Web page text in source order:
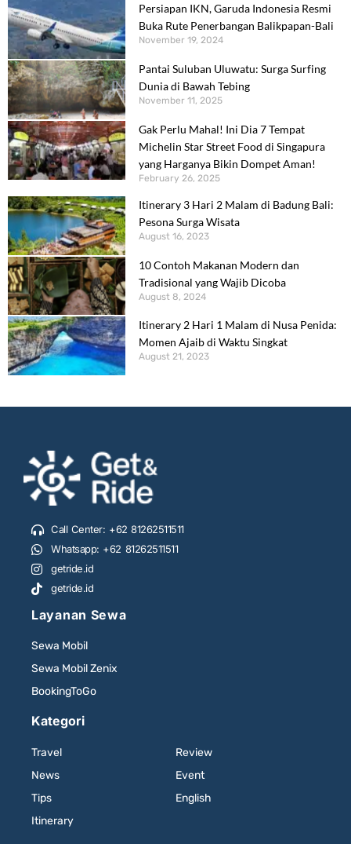
Persiapan IKN, Garuda Indonesia Resmi
Buka Rute Penerbangan Balikpapan-Bali
November 19, 2024
Pantai Suluban Uluwatu: Surga Surfing
Dunia di Bawah Tebing
November 11, 2025
Gak Perlu Mahal! Ini Dia 7 Tempat
Michelin Star Street Food di Singapura
yang Harganya Bikin Dompet Aman!
February 26, 2025
Itinerary 3 Hari 2 Malam di Badung Bali:
Pesona Surga Wisata
August 16, 2023
10 Contoh Makanan Modern dan
Tradisional yang Wajib Dicoba
August 8, 2024
Itinerary 2 Hari 1 Malam di Nusa Penida:
Momen Ajaib di Waktu Singkat
August 21, 2023
Call Center: +62 81262511511
Whatsapp: +62 81262511511
getride.id
getride.id
Layanan Sewa
Sewa Mobil
Sewa Mobil Zenix
BookingToGo
Kategori
Travel
News
Tips
Itinerary
Review
Event
English